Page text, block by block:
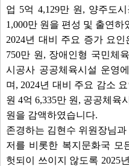
업 5억 4,129만 원, 양주도
1,000만 원을 편성 및 출연하
2024년 대비 주요 증가 요
750만 원, 장애인형 국민체
시공사 공공체육시설 운영
며, 2024년 대비 주요 감소
원 4억 6,335만 원, 공공체육
원을 감액하였습니다.
존경하는 김현수 위원장님
저를 비롯한 복지문화국 모
헛되이 쓰이지 않도록 2025